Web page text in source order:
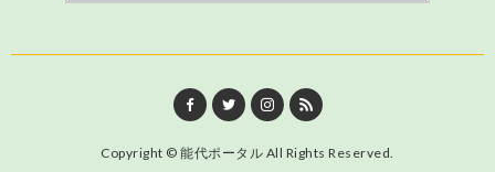
Copyright ©能代ポータル All Rights Reserved.